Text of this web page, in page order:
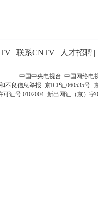
| 联系CNTV | 人才招聘 |
中国中央电视台 中国网络电
不良信息举报 京ICP证060535号
可证号 0102004 新出网证（京）